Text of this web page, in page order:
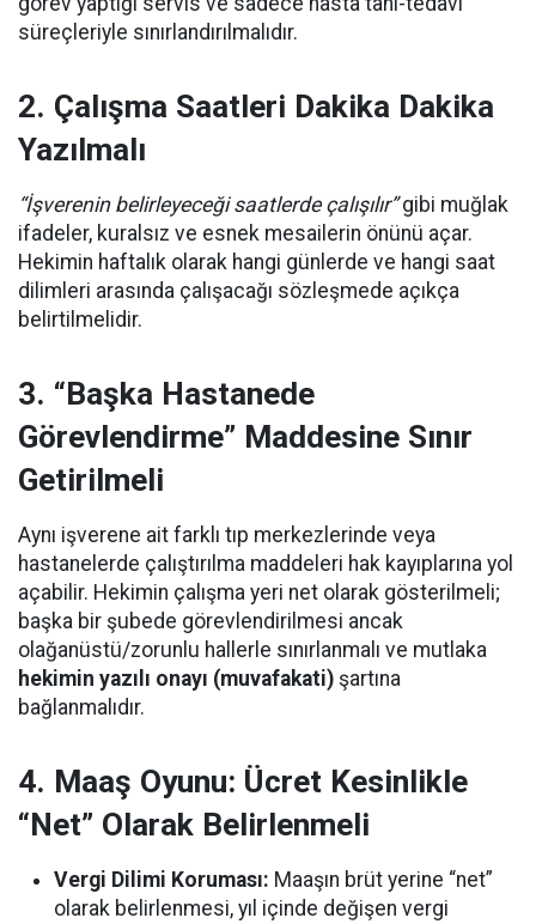
süreçleriyle sınırlandırılmalıdır.
2. Çalışma Saatleri Dakika Dakika
Yazılmalı
“İşverenin belirleyeceği saatlerde çalışılır”gibi muğlak
ifadeler, kuralsız ve esnek mesailerin önünü açar.
Hekimin haftalık olarak hangi günlerde ve hangi saat
dilimleri arasında çalışacağı sözleşmede açıkça
belirtilmelidir.
3. “Başka Hastanede
Görevlendirme” Maddesine Sınır
Getirilmeli
Aynı işverene ait farklı tıp merkezlerinde veya
hastanelerde çalıştırılma maddeleri hak kayıplarına yol
açabilir. Hekimin çalışma yeri net olarak gösterilmeli;
başka bir şubede görevlendirilmesi ancak
olağanüstü/zorunlu hallerle sınırlanmalı ve mutlaka
hekimin yazılı onayı (muvafakati) şartına
bağlanmalıdır.
4. Maaş Oyunu: Ücret Kesinlikle
“Net” Olarak Belirlenmeli
Vergi Dilimi Koruması: Maaşın brüt yerine “net”
olarak belirlenmesi, yıl içinde değişen vergi